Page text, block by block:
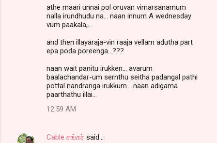
athe maari unnai pol oruvan vimarsanamum
nalla irundhudu na... naan innum A wednesday
vum paakala,...
and then illayaraja-vin raaja vellam adutha part
epa poda poreenga...???
naan wait panitu irukken... avarum
baalachandar-um sernthu seitha padangal pathi
pottal nandranga irukkum... naan adigama
paarthathu illai...
12:59 AM
Cable சங்கர் said…